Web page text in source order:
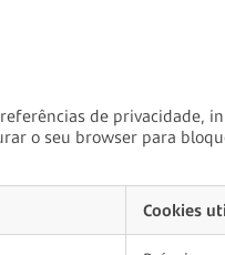
de privacidade,
o seu browser para
Cookies